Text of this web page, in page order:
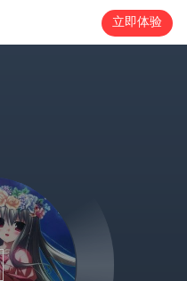
立即体验